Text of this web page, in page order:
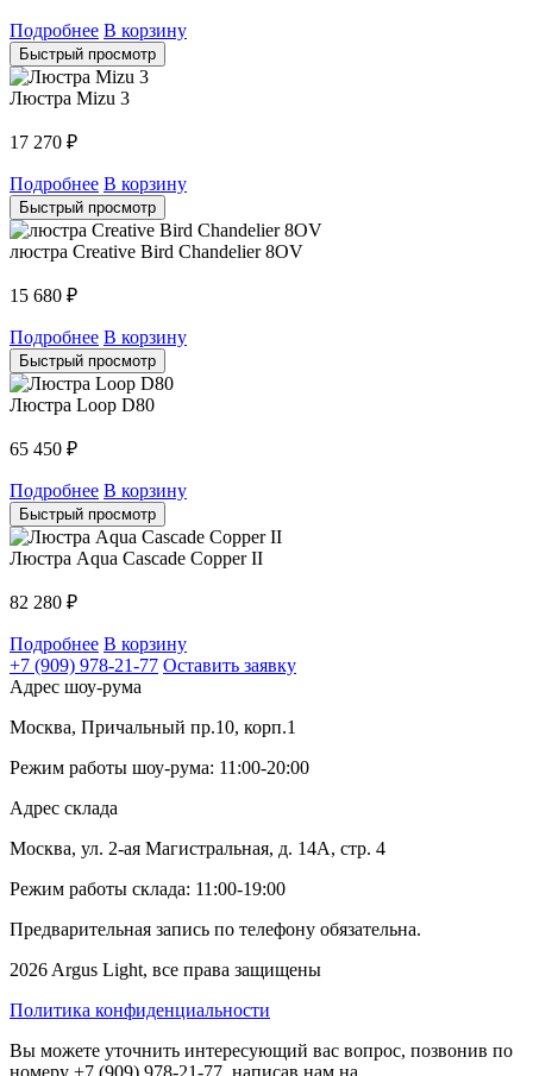
Подробнее В корзину
Быстрый просмотр
Люстра Mizu 3
17 270 ₽
Подробнее В корзину
Быстрый просмотр
люстра Creative Bird Chandelier 8OV
15 680 ₽
Подробнее В корзину
Быстрый просмотр
Люстра Loop D80
65 450 ₽
Подробнее В корзину
Быстрый просмотр
Люстра Aqua Cascade Copper II
82 280 ₽
Подробнее В корзину
+7 (909) 978-21-77 Оставить заявку
Адрес шоу-рума
Москва, Причальный пр.10, корп.1
Режим работы шоу-рума: 11:00-20:00
Адрес склада
Москва, ул. 2-ая Магистральная, д. 14А, стр. 4
Режим работы склада: 11:00-19:00
Предварительная запись по телефону обязательна.
2026 Argus Light, все права защищены
Политика конфиденциальности
Вы можете уточнить интересующий вас вопрос, позвонив по
номеру +7 (909) 978-21-77, написав нам на